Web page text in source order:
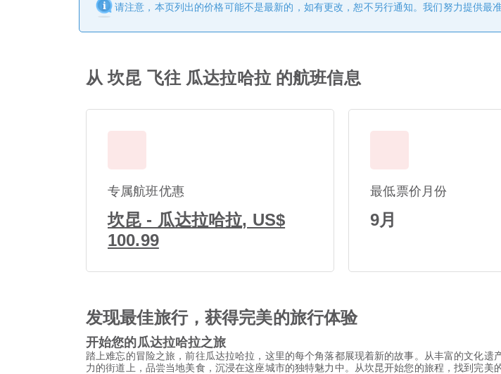
请注意，本页列出的价格可能不是最新的，如有更改，恕不另行通知。我们努力提供最
从 坎昆 飞往 瓜达拉哈拉 的航班信息
专属航班优惠
坎昆 - 瓜达拉哈拉, US$
100.99
最低票价月份
9月
发现最佳旅行，获得完美的旅行体验
开始您的瓜达拉哈拉之旅
踏上难忘的冒险之旅，前往瓜达拉哈拉，这里的每个角落都展现着新的故事。从丰富的文化
力的街道上，品尝当地美食，沉浸在这座城市的独特魅力中。从坎昆开始您的旅程，找到完美